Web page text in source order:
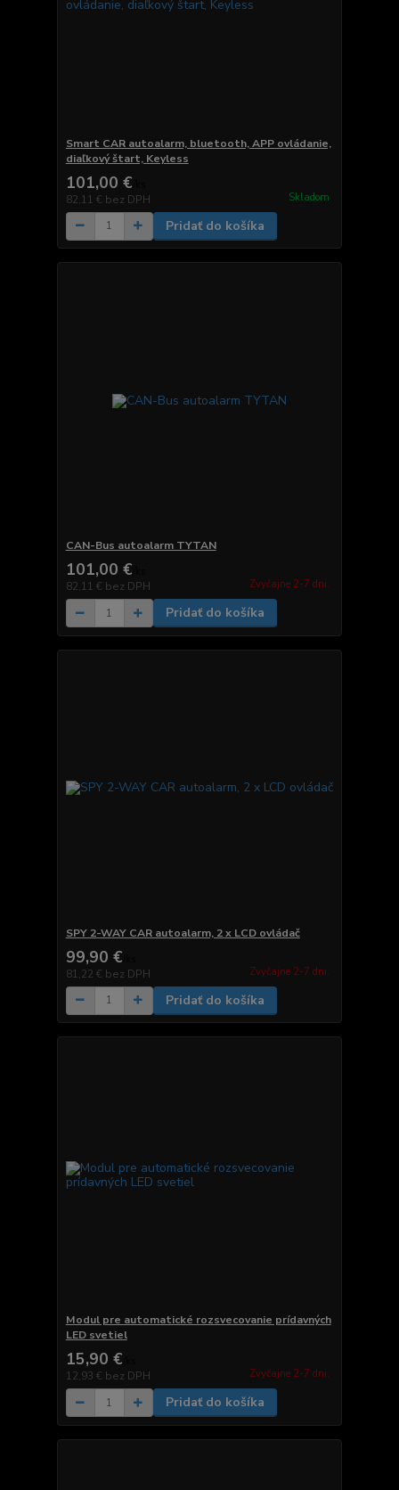
Smart CAR autoalarm, bluetooth, APP ovládanie,
diaľkový štart, Keyless
101,00 €
82,11 € bez DPH Skladom
Pridať do košíka
CAN-Bus autoalarm TYTAN
101,00 €
82,11 € bez DPH Zvyčajne 2-7 dni.
Pridať do košíka
SPY 2-WAY CAR autoalarm, 2 x LCD ovládač
99,90 €
81,22 € bez DPH Zvyčajne 2-7 dni.
Pridať do košíka
Modul pre automatické rozsvecovanie prídavných
LED svetiel
15,90 €
12,93 € bez DPH Zvyčajne 2-7 dni.
Pridať do košíka